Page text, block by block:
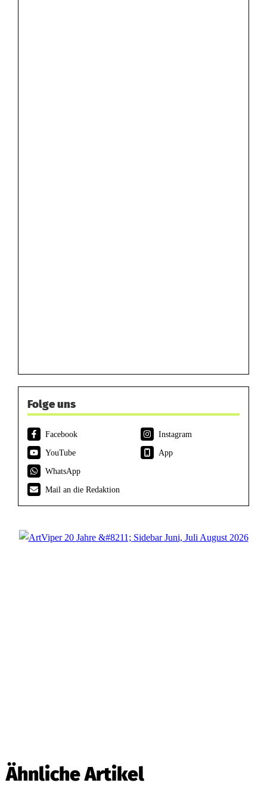
Folge uns
Facebook
Instagram
YouTube
App
WhatsApp
Mail an die Redaktion
Ähnliche Artikel